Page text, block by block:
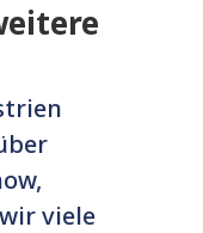
viele